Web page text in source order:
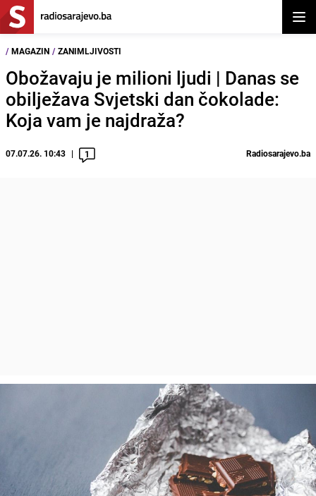
/ MAGAZIN / ZANIMLJIVOSTI
Obožavaju je milioni ljudi | Danas se
obilježava Svjetski dan čokolade:
Koja vam je najdraža?
07.07.26. 10:43 1 Radiosarajevo.ba